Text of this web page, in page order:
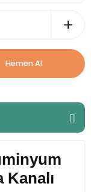
Hemen Al
Kanalı